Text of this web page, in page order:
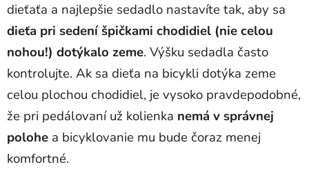
dieťaťa a najlepšie sedadlo nastavíte tak, aby sa
dieťa pri sedení špičkami chodidiel (nie celou
nohou!) dotýkalo zeme. Výšku sedadla často
kontrolujte. Ak sa dieťa na bicykli dotýka zeme
celou plochou chodidiel, je vysoko pravdepodobné,
že pri pedálovaní už kolienka nemá v správnej
polohe a bicyklovanie mu bude čoraz menej
komfortné.